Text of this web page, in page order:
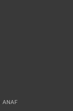
ANAF